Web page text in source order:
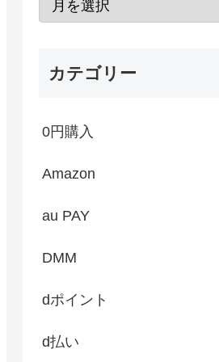
カテゴリー
0円購入
Amazon
au PAY
DMM
dポイント
d払い